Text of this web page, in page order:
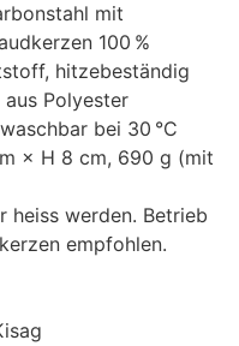
mit
100 %
hitzebeständig
Polyester
bei 30 °C
× H 8 cm, 690 g (mit
heiss werden. Betrieb
empfohlen.